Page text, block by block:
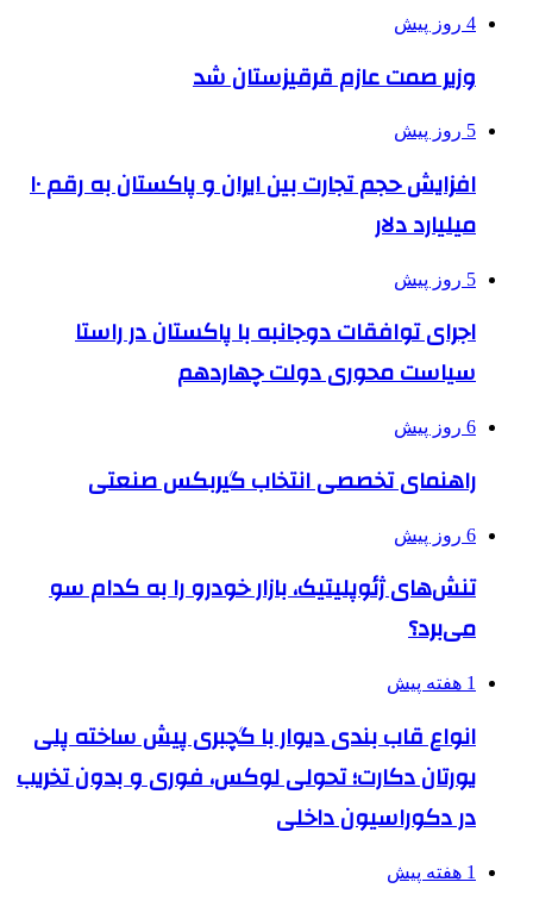
4 روز پیش
وزیر صمت عازم قرقیزستان شد
5 روز پیش
افزایش حجم تجارت بین ایران و پاکستان به رقم ۱۰
میلیارد دلار
5 روز پیش
اجرای توافقات دوجانبه با پاکستان در راستا
سیاست محوری دولت چهاردهم
6 روز پیش
راهنمای تخصصی انتخاب گیربکس صنعتی
6 روز پیش
تنش‌های ژئوپلیتیک، بازار خودرو را به کدام سو
می‌برد؟
1 هفته پیش
انواع قاب بندی دیوار با گچبری پیش ساخته پلی
یورتان دکارت؛ تحولی لوکس، فوری و بدون تخریب
در دکوراسیون داخلی
1 هفته پیش